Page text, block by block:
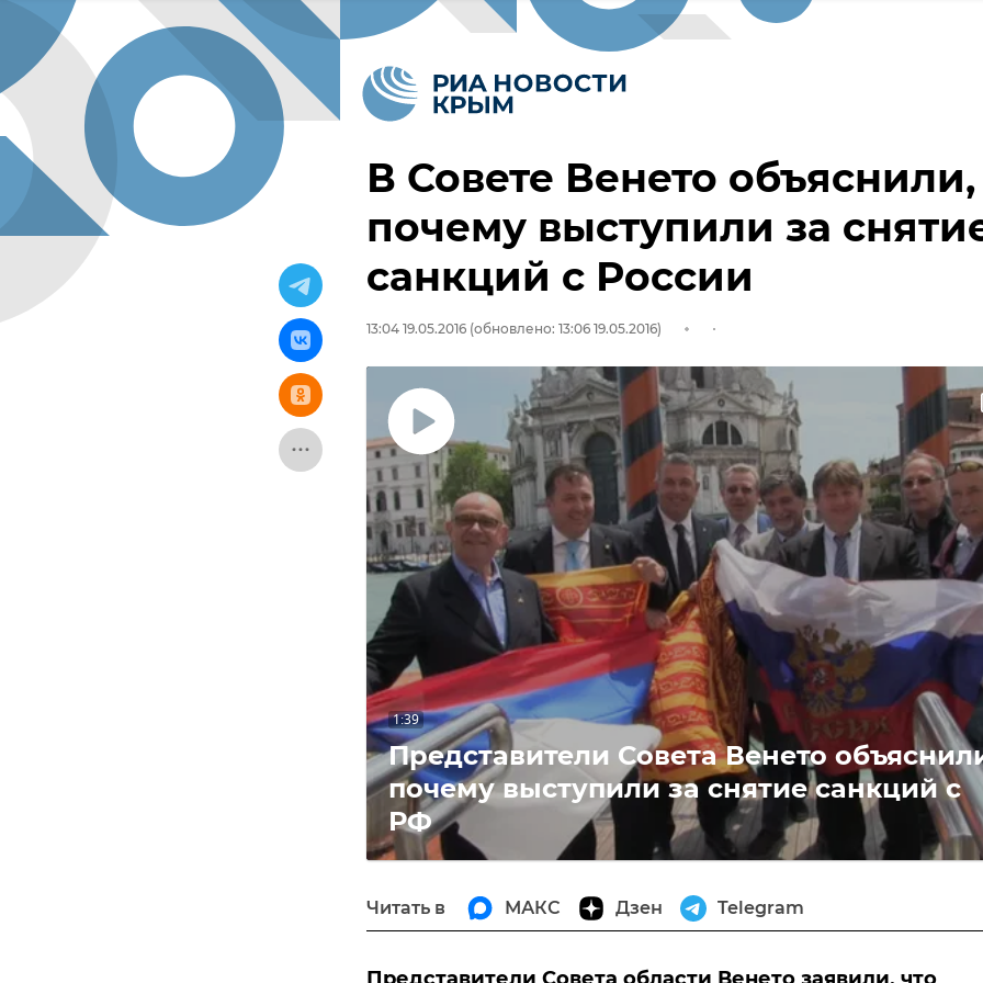
В Совете Венето объяснили,
почему выступили за
санкций с России
13:04 19.05.2016 (обновлено: 13:06 19.05.2016)
Воспроизвести
видео
Представители Совета Венето
почему выступили за снятие санкций с
РФ
1:39
Читать в МАКС Дзен Telegram